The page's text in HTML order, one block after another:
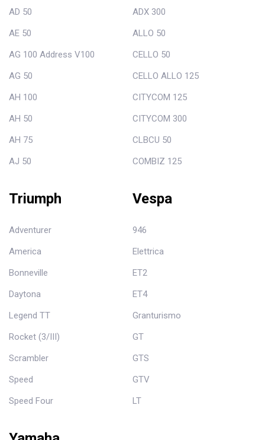
AD 50
AE 50
AG 100 Address V100
AG 50
AH 100
AH 50
AH 75
AJ 50
ADX 300
ALLO 50
CELLO 50
CELLO ALLO 125
CITYCOM 125
CITYCOM 300
CLBCU 50
COMBIZ 125
Triumph
Adventurer
America
Bonneville
Daytona
Legend TT
Rocket (3/III)
Scrambler
Speed
Speed Four
Vespa
946
Elettrica
ET2
ET4
Granturismo
GT
GTS
GTV
LT